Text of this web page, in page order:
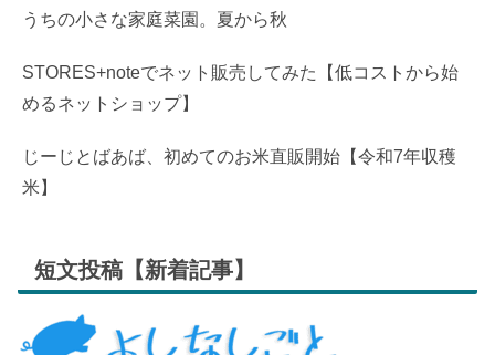
うちの小さな家庭菜園。夏から秋
STORES+noteでネット販売してみた【低コストから始
めるネットショップ】
じーじとばあば、初めてのお米直販開始【令和7年収穫
米】
短文投稿【新着記事】